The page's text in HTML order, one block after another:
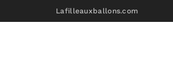
Lafilleauxballons.com